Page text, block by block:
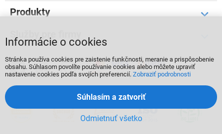
Produkty
  
Informácie o cookies
Stránka používa cookies pre zaistenie funkčnosti, meranie a prispôsobenie
obsahu. Súhlasom povolíte používanie cookies alebo môžete upraviť
nastavenie cookies podľa svojích preferencií. Zobraziť podrobnosti
Odmietnuť všetko
Súhlasím a zatvoriť